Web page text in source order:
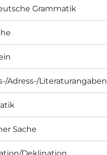
Grammatik
Adress-/Literaturangaben
Sache